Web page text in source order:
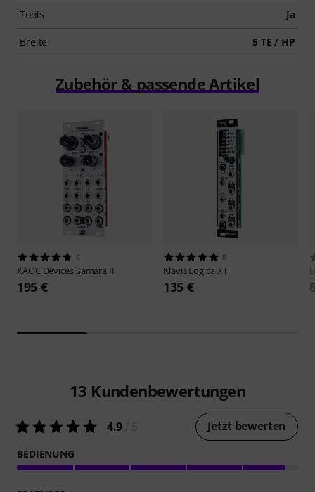
Tools Ja
Breite 5 TE / HP
Zubehör & passende Artikel
6
XAOC Devices Samara II
195 €
8
KlavisLogica XT
135 €
13 Kundenbewertungen
4.9 Jetzt bewerten
BEDIENUNG